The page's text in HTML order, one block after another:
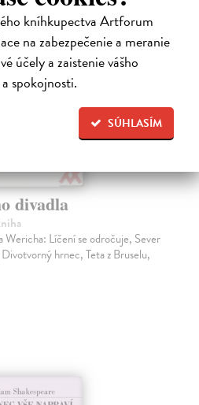
kníhkupectva Artforum
na zabezpečenie a meranie
účely a zaistenie vášho
spokojnosti.
SÚHLASÍM
divadla
Wericha: Líčení se odročuje, Sever
hrnec, Teta z Bruselu,